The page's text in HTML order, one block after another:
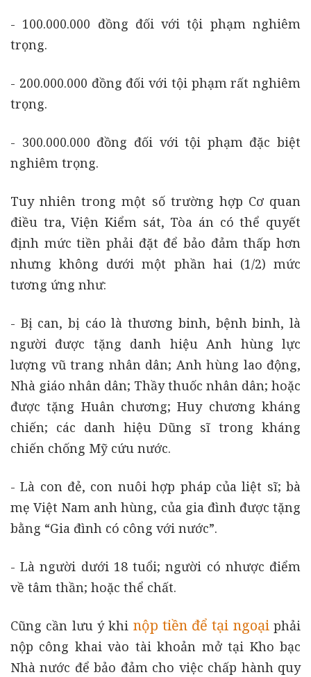
- 100.000.000 đồng đối với tội phạm nghiêm
trọng.
- 200.000.000 đồng đối với tội phạm rất nghiêm
trọng.
- 300.000.000 đồng đối với tội phạm đặc biệt
nghiêm trọng.
Tuy nhiên trong một số trường hợp Cơ quan
điều tra, Viện Kiểm sát, Tòa án có thể quyết
định mức tiền phải đặt để bảo đảm thấp hơn
nhưng không dưới một phần hai (1/2) mức
tương ứng như:
- Bị can, bị cáo là thương binh, bệnh binh, là
người được tặng danh hiệu Anh hùng lực
lượng vũ trang nhân dân; Anh hùng lao động,
Nhà giáo nhân dân; Thầy thuốc nhân dân; hoặc
được tặng Huân chương; Huy chương kháng
chiến; các danh hiệu Dũng sĩ trong kháng
chiến chống Mỹ cứu nước.
- Là con đẻ, con nuôi hợp pháp của liệt sĩ; bà
mẹ Việt Nam anh hùng, của gia đình được tặng
bằng “Gia đình có công với nước”.
- Là người dưới 18 tuổi; người có nhược điểm
về tâm thần; hoặc thể chất.
Cũng cần lưu ý khi nộp tiền để tại ngoạiphải
nộp công khai vào tài khoản mở tại Kho bạc
Nhà nước để bảo đảm cho việc chấp hành quy